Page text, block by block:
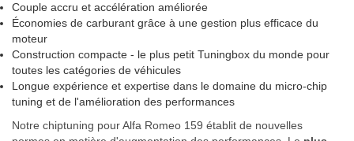
Couple accru et accélération améliorée
Économies de carburant grâce à une gestion plus efficace du
moteur
Construction compacte - le plus petit Tuningbox du monde pour
toutes les catégories de véhicules
Longue expérience et expertise dans le domaine du micro-chip
tuning et de l'amélioration des performances
Notre chiptuning pour Alfa Romeo 159 établit de nouvelles